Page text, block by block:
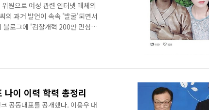
원으로 여성 관련 인터넷 매체의
의 과거 발언이 속속 '발굴'되면서
블로그에 '검찰개혁 200만 민심이
다"라고 적었다. 현재 해당 글은
사랑하는 문재인 대통령님 진심으
이 이력 학력 총정리
공동대표를 공개했다. 이용우 대